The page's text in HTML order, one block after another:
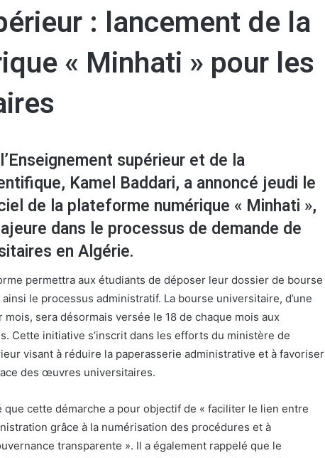
: lancement de la
« Minhati » pour les
supérieur et de la
Kamel Baddari, a annoncé jeudi le
de la plateforme numérique « Minhati »,
dans le processus de demande de
en Algérie.
permettra aux étudiants de déposer leur dossier de bourse
le processus administratif. La bourse universitaire, d’une
mois, sera désormais versée le 18 de chaque mois aux
Cette initiative s’inscrit dans les efforts du ministère de
visant à réduire la paperasserie administrative et à favoriser
des œuvres universitaires.
que cette démarche a pour objectif de « faciliter le lien entre
grâce à la numérisation des procédures et à
transparente ». Il a également rappelé que le